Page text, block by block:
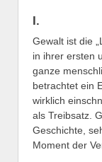
I.
Gewalt ist die
in ihrer ersten
ganze
betrachtet ein
wirklich
als Treibsatz.
Geschichte,
Moment der